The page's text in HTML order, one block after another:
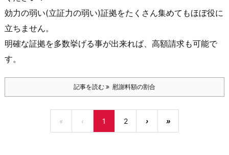
効力の弱い(立証力の弱い)証拠をたくさん集めてもほぼ役に
立ちません。
明確な証拠を多数挙げる事が出来れば、高額請求も可能で
す。
記事を読む 慰謝料額の割合
« ‹ 1 2 › »